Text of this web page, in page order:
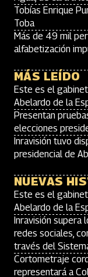
Tobías Enrique
Toba
Más de 49 mil
alfabetización
MÁS LEÍDO
Este es el
Abelardo de la
Presentan
elecciones
Inravisión tuvo
presidencial de
NUEVAS
Este es el
Abelardo de la
Inravisión supera
redes sociales,
través del
Cortometraje
representará a